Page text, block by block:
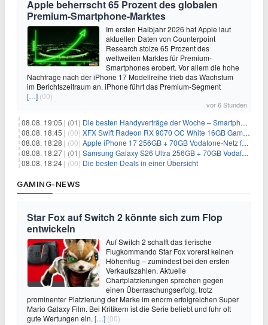
Apple beherrscht 65 Prozent des globalen
Premium-Smartphone-Marktes
Im ersten Halbjahr 2026 hat Apple laut
aktuellen Daten von Counterpoint
Research stolze 65 Prozent des
weltweiten Marktes für Premium-
Smartphones erobert. Vor allem die hohe
Nachfrage nach der iPhone 17 Modellreihe trieb das Wachstum
im Berichtszeitraum an. iPhone führt das Premium-Segment
[…] (00)
vor 6 Stunden
08.08. 19:05 | (01) Die besten Handyverträge der Woche – Smartphone-Tarife & SIM-Only im Überblick
08.08. 18:45 | (00) XFX Swift Radeon RX 9070 OC White 16GB Gaming-Grafikkarte für 579€
08.08. 18:28 | (00) Apple iPhone 17 256GB + 70GB Vodafone-Netz für 34,99€/Monat (effektiv 6,41€/Monat)
08.08. 18:27 | (01) Samsung Galaxy S26 Ultra 256GB + 70GB Vodafone-Netz für 34,99€/Monat (effektiv 4,74€/Monat)
08.08. 18:24 | (00) Die besten Deals in einer Übersicht
GAMING-NEWS
Star Fox auf Switch 2 könnte sich zum Flop
entwickeln
Auf Switch 2 schafft das tierische
Flugkommando Star Fox vorerst keinen
Höhenflug – zumindest bei den ersten
Verkaufszahlen. Aktuelle
Chartplatzierungen sprechen gegen
einen Überraschungserfolg, trotz
prominenter Platzierung der Marke im enorm erfolgreichen Super
Mario Galaxy Film. Bei Kritikern ist die Serie beliebt und fuhr oft
gute Wertungen ein. […] (00)